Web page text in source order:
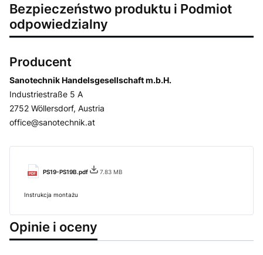
Bezpieczeństwo produktu i Podmiot
odpowiedzialny
Producent
Sanotechnik Handelsgesellschaft m.b.H.
Industriestraße 5 A
2752 Wöllersdorf, Austria
office@sanotechnik.at
PS19-PS19B.pdf 7.83 MB
Instrukcja montażu
Opinie i oceny